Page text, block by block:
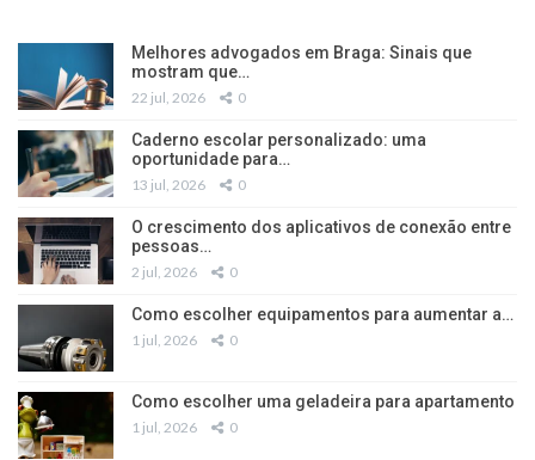
Melhores advogados em Braga: Sinais que
mostram que…
22 jul, 2026 0
Caderno escolar personalizado: uma
oportunidade para…
13 jul, 2026 0
O crescimento dos aplicativos de conexão entre
pessoas…
2 jul, 2026 0
Como escolher equipamentos para aumentar a…
1 jul, 2026 0
Como escolher uma geladeira para apartamento
1 jul, 2026 0